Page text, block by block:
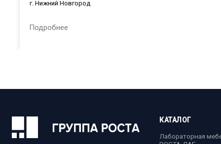
г. Нижний Новгород
Подробнее
КАТАЛОГ
Лабораторная